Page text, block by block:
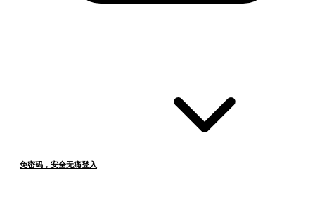
免密码，安全无痛登入